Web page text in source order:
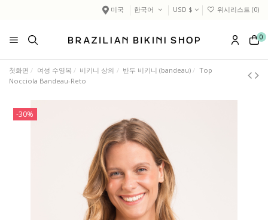
미국 한국어 USD $ 위시리스트 (0)
0
첫화면 여성 수영복 비키니 상의 반두 비키니 (bandeau)
Top
Nocciola Bandeau-Reto
-30%